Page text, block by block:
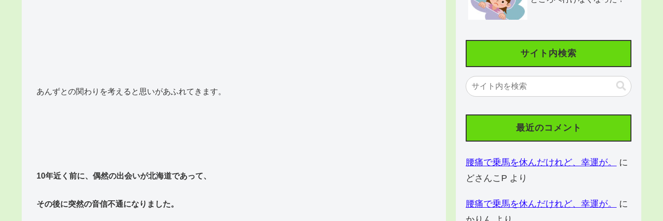
あんずとの関わりを考えると思いがあふれてきます。
10年近く前に、偶然の出会いが北海道であって、
その後に突然の音信不通になりました。
サイト内検索
最近のコメント
腰痛で乗馬を休んだけれど、幸運が。
に
どさんこP より
腰痛で乗馬を休んだけれど、幸運が。
に